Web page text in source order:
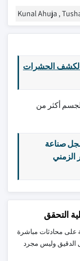
Kunal Ahuja ,
لكشف الحشرات
أكثر من
صناعة
الزمني
التحقق
على محادثات مباشرة
الدقيق وليس مجرد